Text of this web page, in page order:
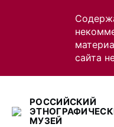
сайта
РОССИЙСКИЙ
МУЗЕЙ